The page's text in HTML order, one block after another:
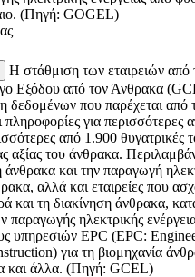
(Πηγή: GOGEL)
Η στάθμιση των εταιρειών
Εξόδου από τον Άνθρακα
δεδομένων που παρέχεται από
πληροφορίες για περισσότερες
από 1.900 θυγατρικές
αξίας του άνθρακα.
άνθρακα και την παραγωγή
αλλά και εταιρείες που
και τη διακίνηση άνθρακα,
παραγωγής ηλεκτρικής
υπηρεσιών EPC (EPC:
για τη βιομηχανία
και άλλα. (Πηγή: GCEL)